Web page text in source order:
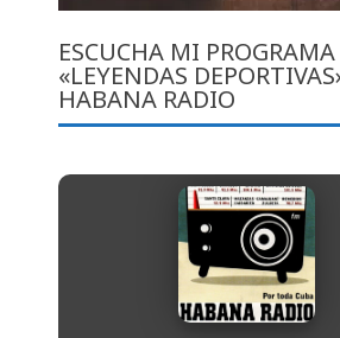
ESCUCHA MI PROGRAMA
«LEYENDAS
HABANA RADIO